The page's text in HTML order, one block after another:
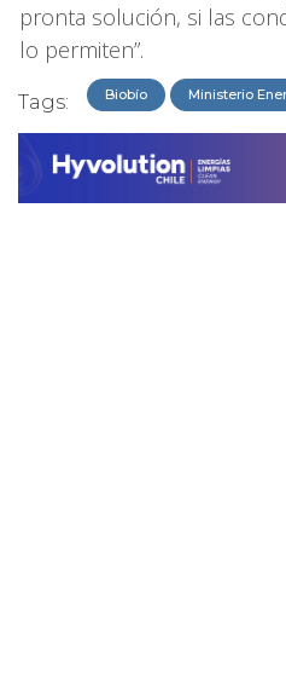
pronta solución, si las
lo permiten”.
Tags: Biobío Ministerio